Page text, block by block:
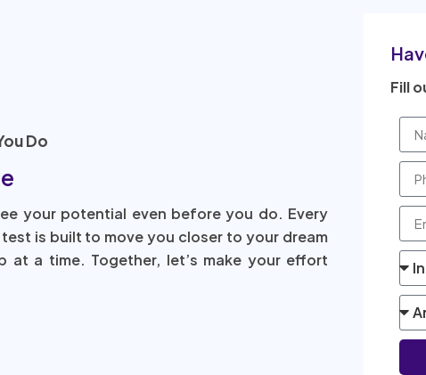
Do
your potential even before you do. Every
is built to move you closer to your dream
a time. Together, let’s make your effort
Fill